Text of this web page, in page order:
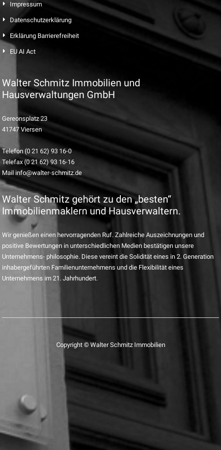
Impressum
Datenschutzerklärung
Erklärung Barrierefreiheit
EU AI Act
Walter Schmitz Immobilien und
Hausverwaltungen GmbH
Gereonsplatz 23
41747 Viersen
Telefon (0 21 62) 93 16-0
Telefax (0 21 62) 93 16-16
Mail info@walter-schmitz.de
Walter Schmitz gehört zu den „besten“
Immobilienmaklern und Hausverwaltern.
Wir genießen einen hervorragenden Ruf. Zahlreiche Auszeichnungen und
positive Bewertungen in unterschiedlichen Medien bestätigen unsere
Unternehmens- philosophie. Diese vereint die Solidität eines in 2. Generation
inhabergeführten Familienunternehmens und die Flexibilität eines
Unternehmens im 21. Jahrhundert.
Copyright © Walter Schmitz Immobilien